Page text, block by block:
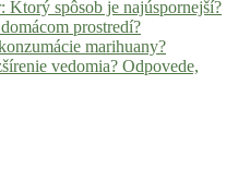
Ktorý spôsob je najúspornejší?
prostredí?
marihuany?
vedomia? Odpovede,